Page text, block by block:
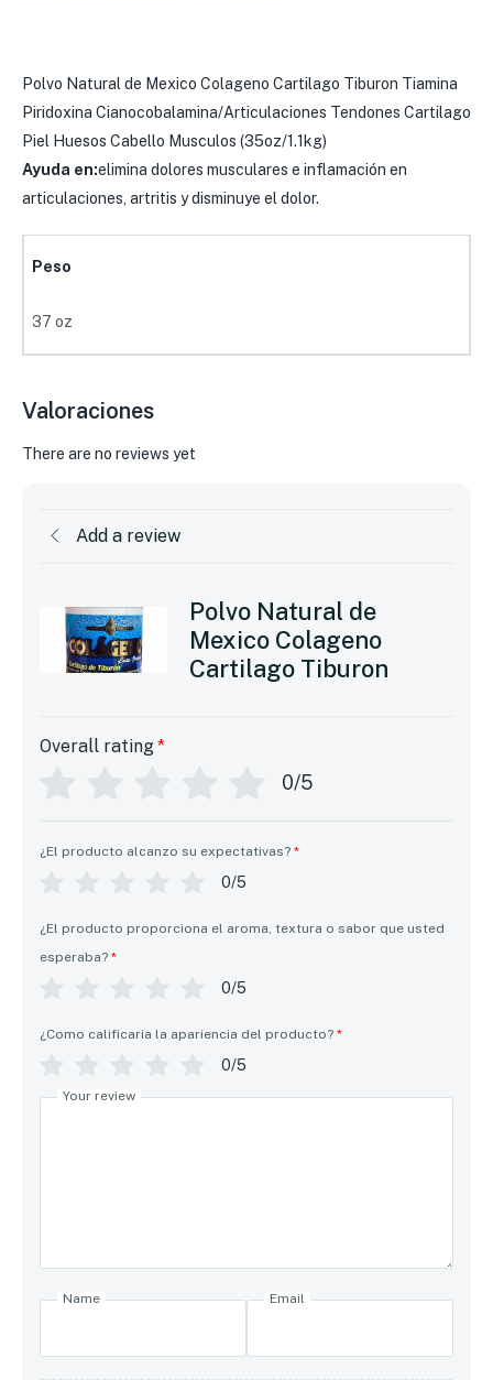
Polvo Natural de Mexico Colageno Cartilago Tiburon Tiamina
Piridoxina Cianocobalamina/Articulaciones Tendones Cartilago
Piel Huesos Cabello Musculos (35oz/1.1kg)
Ayuda en:elimina dolores musculares e inflamación en
articulaciones, artritis y disminuye el dolor.
Peso
37 oz
Valoraciones
There are no reviews yet
Add a review
Polvo Natural de
Mexico Colageno
Cartilago Tiburon
Overall rating*
0/5
¿El producto alcanzo su expectativas? *
0/5
¿El producto proporciona el aroma, textura o sabor que usted
esperaba? *
0/5
¿Como calificaria la apariencia del producto? *
0/5
Your review
Name Email